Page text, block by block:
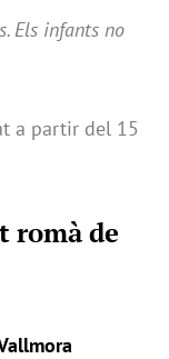
Els infants no
a partir del 15
romà de